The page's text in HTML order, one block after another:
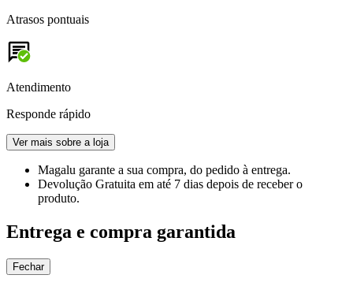
Atrasos pontuais
Atendimento
Responde rápido
Ver mais sobre a loja
Magalu garante a sua compra, do pedido à entrega.
Devolução Gratuita em até 7 dias depois de receber o
produto.
Entrega e compra garantida
Fechar